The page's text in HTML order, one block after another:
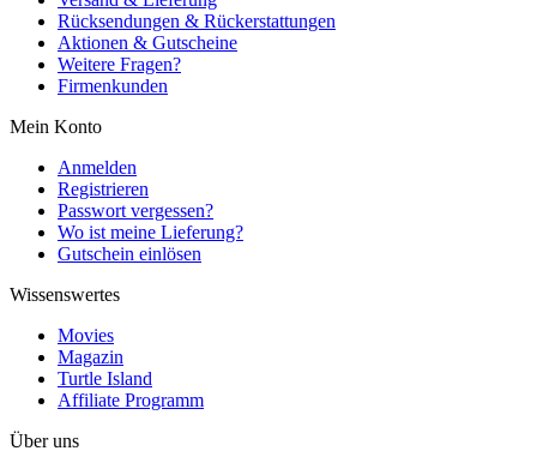
Rücksendungen & Rückerstattungen
Aktionen & Gutscheine
Weitere Fragen?
Firmenkunden
Mein Konto
Anmelden
Registrieren
Passwort vergessen?
Wo ist meine Lieferung?
Gutschein einlösen
Wissenswertes
Movies
Magazin
Turtle Island
Affiliate Programm
Über uns